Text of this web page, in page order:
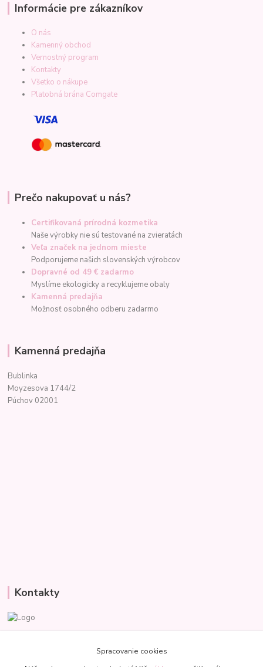
Informácie pre zákazníkov
O nás
Kamenný obchod
Vernostný program
Kontakty
Všetko o nákupe
Platobná brána Comgate
Prečo nakupovať u nás?
Certifikovaná prírodná kozmetika
Naše výrobky nie sú testované na zvieratách
Veľa značek na jednom mieste
Podporujeme našich slovenských výrobcov
Dopravné od 49 € zadarmo
Myslíme ekologicky a recyklujeme obaly
Kamenná predajňa
Možnosť osobného odberu zadarmo
Kamenná predajňa
Bublinka
Moyzesova 1744/2
Púchov 02001
Kontakty
+421 907 977 470Spracovanie cookies